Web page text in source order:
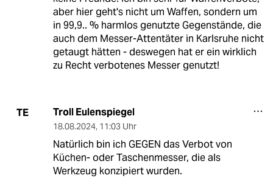
aber hier geht's nicht um Waffen, sondern um
in 99,9.. % harmlos genutzte Gegenstände, die
auch dem Messer-Attentäter in Karlsruhe nicht
getaugt hätten - deswegen hat er ein wirklich
zu Recht verbotenes Messer genutzt!
TE Troll Eulenspiegel
18.08.2024, 11:03 Uhr
Natürlich bin ich GEGEN das Verbot von
Küchen- oder Taschenmesser, die als
Werkzeug konzipiert wurden.